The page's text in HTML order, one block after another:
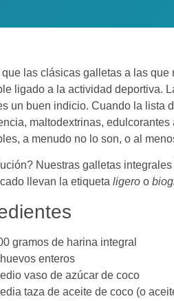
que las clásicas galletas a las
ligado a la actividad deportiva.
un buen indicio. Cuando la lista
maltodextrinas,
a menudo no lo son, o al
Nuestras galletas
llevan la etiqueta ligero o
gramos de harina integral
enteros
vaso de azúcar de coco
taza de aceite de coco (o